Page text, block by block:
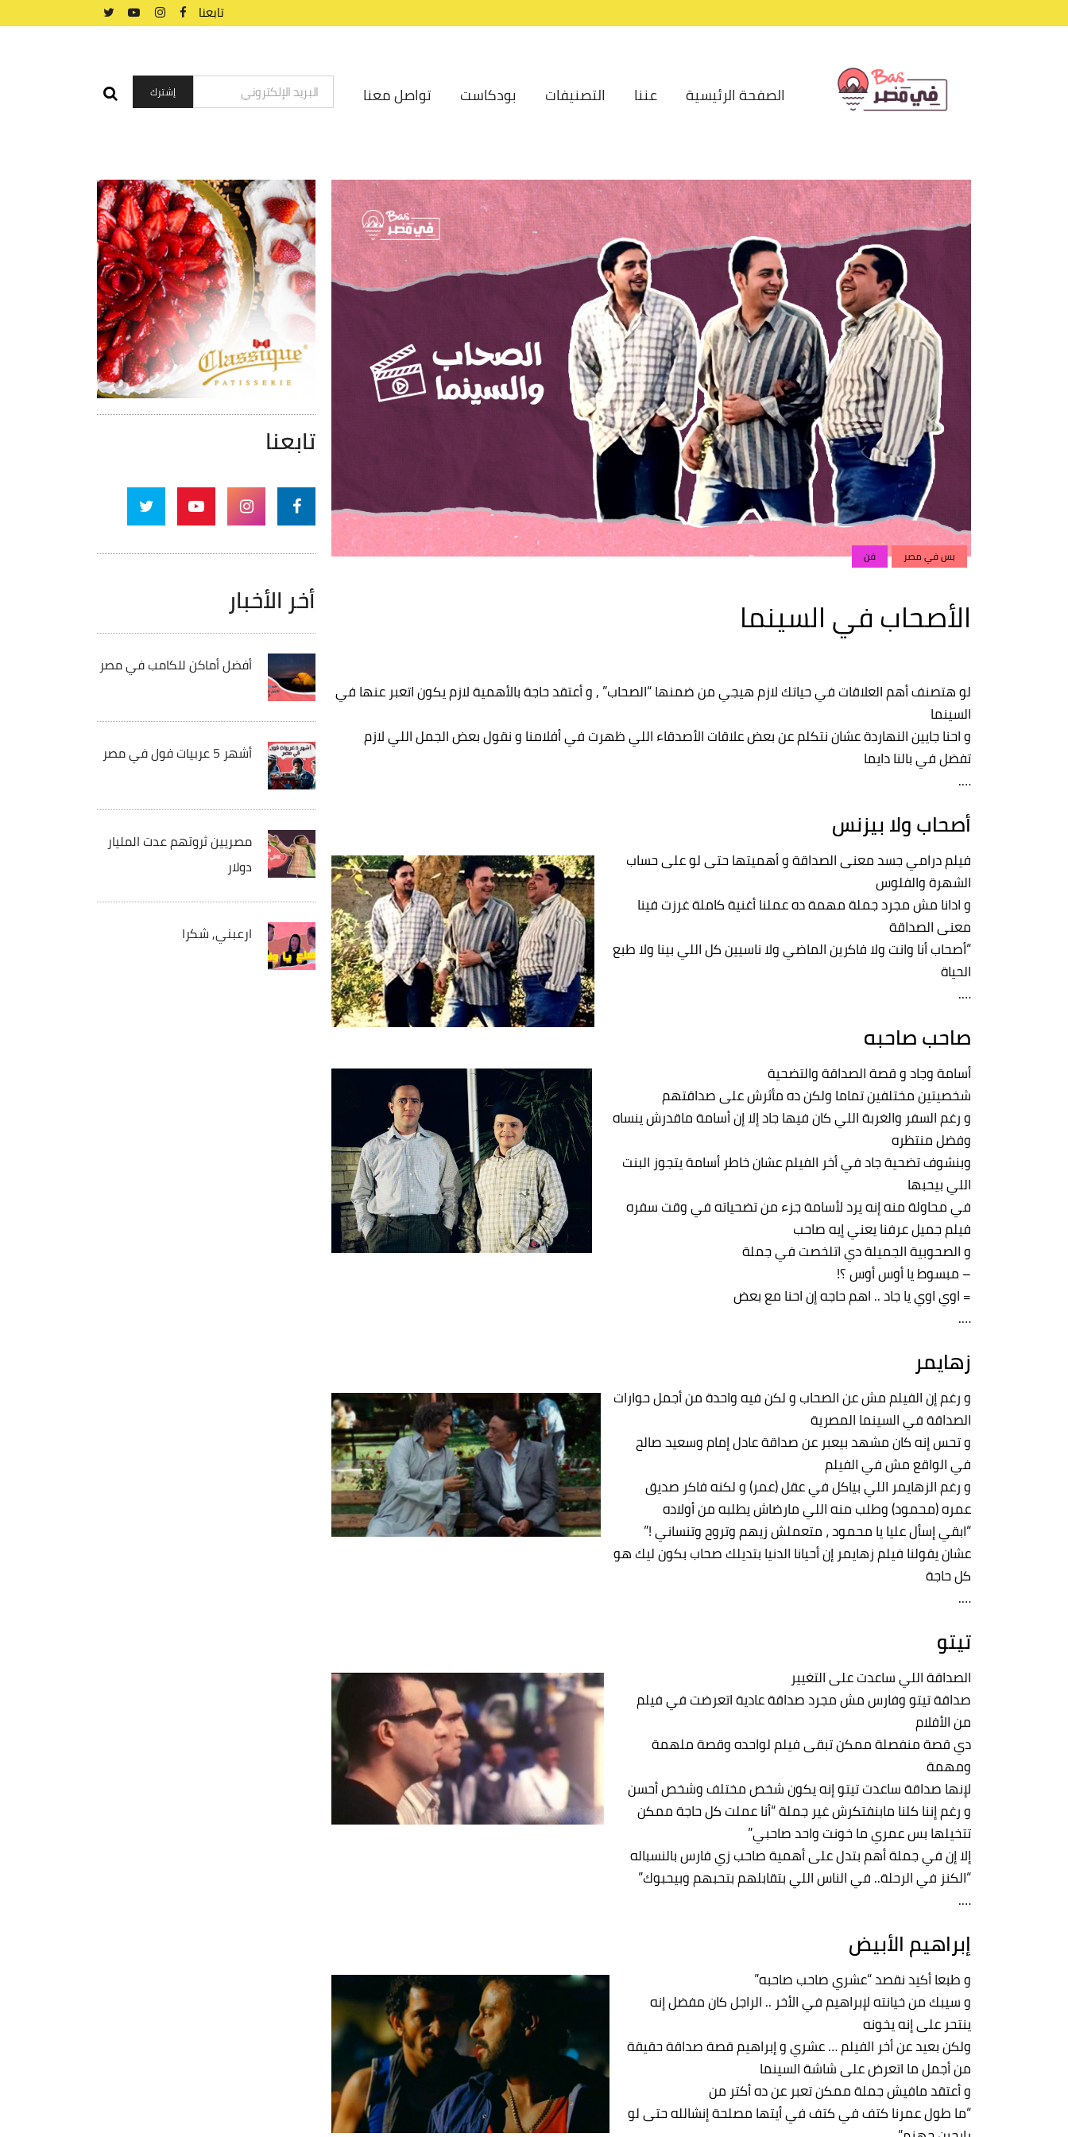
تابعنا
الصفحة الرئيسية عننا التصنيفات بودكاست تواصل معنا
بس في مصر فن
الأصحاب في السينما
لو هتصنف أهم العلاقات في حياتك لازم هيجي من ضمنها “الصحاب” , و أعتقد حاجة بالأهمية لازم يكون اتعبر عنها في
السينما
و احنا جايين النهاردة عشان نتكلم عن بعض علاقات الأصدقاء اللي ظهرت في أفلامنا و نقول بعض الجمل اللي لازم
تفضل في بالنا دايما
….
أصحاب ولا بيزنس
فيلم درامي جسد معنى الصداقة و أهميتها حتى لو على حساب
الشهرة والفلوس
و ادانا مش مجرد جملة مهمة ده عملنا أغنية كاملة غرزت فينا
معنى الصداقة
“أصحاب أنا وانت ولا فاكرين الماضي ولا ناسيين كل اللي بينا ولا طبع
الحياة
….
صاحب صاحبه
أسامة وجاد و قصة الصداقة والتضحية
شخصيتين مختلفين تماما ولكن ده مأثرش على صداقتهم
و رغم السفر والغربة اللي كان فيها جاد إلا إن أسامة ماقدرش ينساه
وفضل منتظره
وبنشوف تضحية جاد في أخر الفيلم عشان خاطر أسامة يتجوز البنت
اللي بيحبها
في محاولة منه إنه يرد لأسامة جزء من تضحياته في وقت سفره
فيلم جميل عرفنا يعني إيه صاحب
و الصحوبية الجميلة دي اتلخصت في جملة
– مبسوط يا أوس أوس ؟!
= اوي اوي يا جاد .. اهم حاجه إن احنا مع بعض
….
زهايمر
و رغم إن الفيلم مش عن الصحاب و لكن فيه واحدة من أجمل حوارات
الصداقة في السينما المصرية
و تحس إنه كان مشهد بيعبر عن صداقة عادل إمام وسعيد صالح
في الواقع مش في الفيلم
و رغم الزهايمر اللي بياكل في عقل (عمر) و لكنه فاكر صديق
عمره (محمود) وطلب منه اللي مارضاش يطلبه من أولاده
“ابقي إسأل عليا يا محمود ، متعملش زيهم وتروح وتنساني !”
عشان يقولنا فيلم زهايمر إن أحيانا الدنيا بتديلك صحاب بكون ليك هو
كل حاجة
….
تيتو
الصداقة اللي ساعدت على التغيير
صداقة تيتو وفارس مش مجرد صداقة عادية اتعرضت في فيلم
من الأفلام
دي قصة منفصلة ممكن تبقى فيلم لواحده وقصة ملهمة
ومهمة
لإنها صداقة ساعدت تيتو إنه يكون شخص مختلف وشخص أحسن
و رغم إننا كلنا مابنفتكرش غير جملة “أنا عملت كل حاجة ممكن
تتخيلها بس عمري ما خونت واحد صاحبي”
إلا إن في جملة أهم بتدل على أهمية صاحب زي فارس بالنسباله
“الكنز في الرحلة.. في الناس اللي بتقابلهم بتحبهم وبيحبوك”
….
إبراهيم الأبيض
و طبعا أكيد نقصد “عشري صاحب صاحبه”
و سيبك من خيانته لإبراهيم في الأخر .. الراجل كان مفضل إنه
ينتحر على إنه يخونه
ولكن بعيد عن أخر الفيلم … عشري و إبراهيم قصة صداقة حقيقة
من أجمل ما اتعرض على شاشة السينما
و أعتقد مافيش جملة ممكن تعبر عن ده أكتر من
“ما طول عمرنا كتف في كتف في أيتها مصلحة إنشالله حتى لو
تابعنا
أخر الأخبار
أفضل أماكن للكامب في مصر
أشهر 5 عربيات فول في مصر
مصريين ثروتهم عدت المليار
دولار
ارعبني, شكرا